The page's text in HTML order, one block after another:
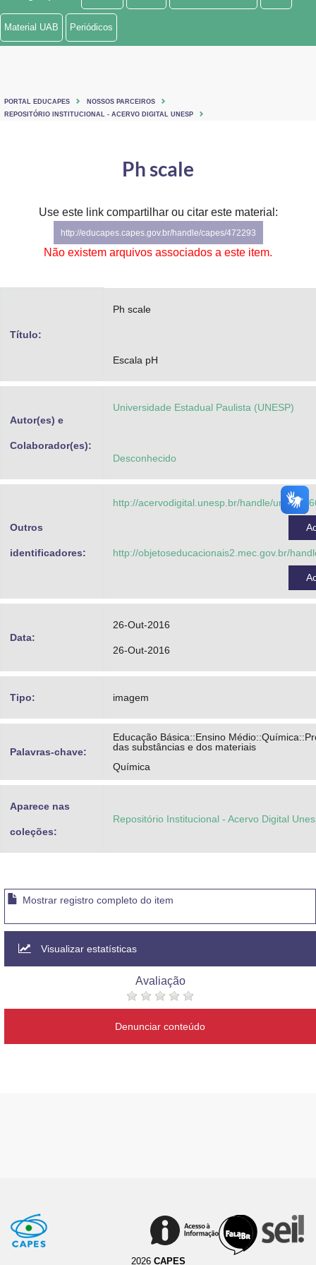
Ministério de Minas e Energia
Ministério do Turismo
Advocacia-Geral da União
Material UAB Periódicos
PORTAL EDUCAPES
NOSSOS PARCEIROS
REPOSITÓRIO INSTITUCIONAL - ACERVO DIGITAL UNESP
Ph scale
Use este link compartilhar ou citar este material:
http://educapes.capes.gov.br/handle/capes/472293
Não existem arquivos associados a este item.
Título:
Ph scale
Escala pH
Autor(es) e
Colaborador(es):
Universidade Estadual Paulista (UNESP)
Desconhecido
Outros
identificadores:
http://acervodigital.unesp.br/handle/unesp/
http://objetoseducacionais2.mec.gov.br/
Data:
26-Out-2016
26-Out-2016
Tipo: imagem
Palavras-chave:
Educação Básica::Ensino
das substâncias e dos materiais
Química
Aparece nas
coleções:
Repositório Institucional - Acervo Digital
Mostrar registro completo do item
Visualizar estatísticas
Avaliação
Denunciar conteúdo
2026 CAPES